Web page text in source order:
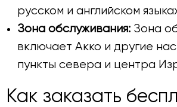
русском и английском
Зона обслуживания: Зона
включает Акко и другие
пункты севера и центра
Как заказать